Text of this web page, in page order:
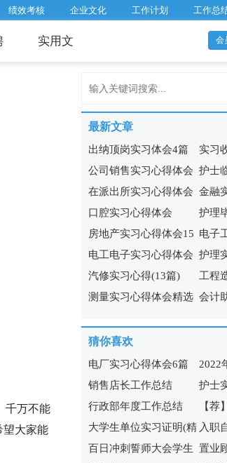
绩效考核 企业文化 工作计划 工作总
实用文 会
千万不能
望大家能
最新文章
出纳顶岗实习体会4篇
实习
篇)
公司销售实习心得体会
15篇
护士
9篇
在派出所实习心得体会 金融
口腔实习心得体会
护理
15篇
房地产实习心得体会15
篇
电子
(集合
电工电子实习心得体会
13篇
护理
得体
汽修实习心得(13篇)
工程
合集
测量实习心得体会精选 会计
猜你喜欢
电厂实习心得体会6篇
2022
祝福
销售店长工作总结
护士
行政部年度工作总结
【荐
大学生单位实习证明(精
选15篇)
入职
百日冲刺誓师大会学生 置业